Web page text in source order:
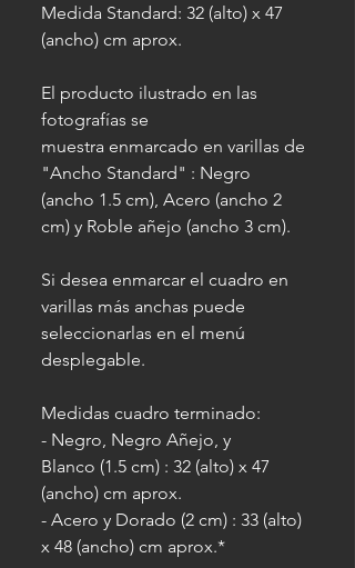
Medida Standard: 32 (alto) x 47
(ancho) cm aprox.
El producto ilustrado en las
fotografías se
muestra enmarcado en varillas de
"Ancho Standard" : Negro
(ancho 1.5 cm), Acero (ancho 2
cm) y Roble añejo (ancho 3 cm).
Si desea enmarcar el cuadro en
varillas más anchas puede
seleccionarlas en el menú
desplegable.
Medidas cuadro terminado:
- Negro, Negro Añejo, y
Blanco (1.5 cm) : 32 (alto) x 47
(ancho) cm aprox.
- Acero y Dorado (2 cm) : 33 (alto)
x 48 (ancho) cm aprox.*